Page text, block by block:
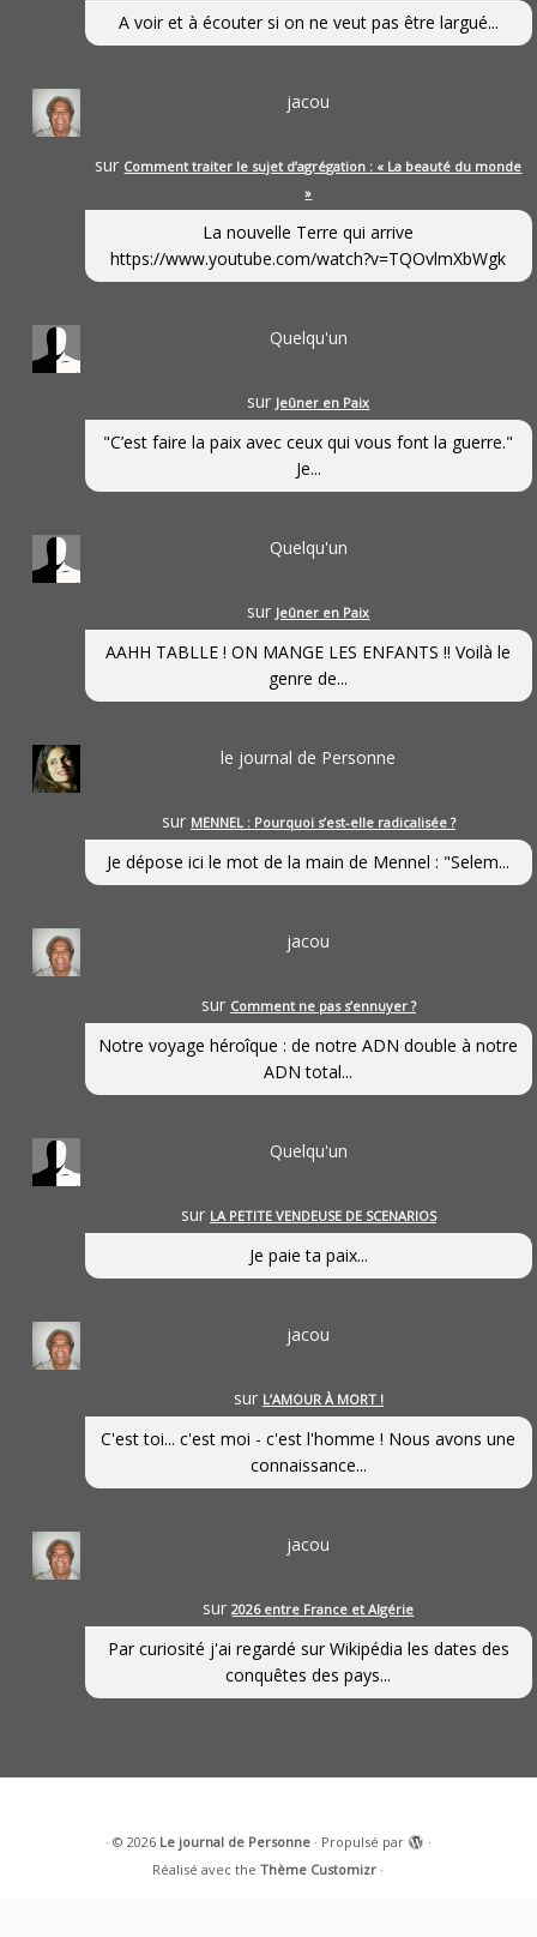
A voir et à écouter si on ne veut pas être largué...
jacou
sur Comment traiter le sujet d’agrégation : « La beauté du monde
»
La nouvelle Terre qui arrive
https://www.youtube.com/watch?v=TQOvlmXbWgk
Quelqu'un
sur Jeûner en Paix
"C’est faire la paix avec ceux qui vous font la guerre."
Je...
Quelqu'un
sur Jeûner en Paix
AAHH TABLLE ! ON MANGE LES ENFANTS !! Voilà le
genre de...
le journal de Personne
sur MENNEL : Pourquoi s’est-elle radicalisée ?
Je dépose ici le mot de la main de Mennel : "Selem...
jacou
sur Comment ne pas s’ennuyer ?
Notre voyage héroîque : de notre ADN double à notre
ADN total...
Quelqu'un
sur LA PETITE VENDEUSE DE SCENARIOS
Je paie ta paix...
jacou
sur L’AMOUR À MORT !
C'est toi... c'est moi - c'est l'homme ! Nous avons une
connaissance...
jacou
sur2026 entre France et Algérie
Par curiosité j'ai regardé sur Wikipédia les dates des
conquêtes des pays...
· © 2026 Le journal de Personne· Propulsé par
·
Réalisé avec theThème Customizr ·